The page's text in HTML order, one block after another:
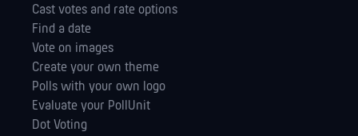
Cast votes and rate options
Find a date
Vote on images
Create your own theme
Polls with your own logo
Evaluate your PollUnit
Dot Voting